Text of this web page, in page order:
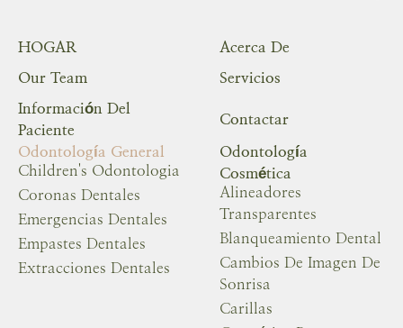
HOGAR
Acerca De
Our Team
Servicios
Información Del
Paciente
Contactar
Odontología General
Children's Odontologia
Coronas Dentales
Emergencias Dentales
Empastes Dentales
Extracciones Dentales
Odontología
Cosmética
Alineadores
Transparentes
Blanqueamiento Dental
Cambios De Imagen De
Sonrisa
Carillas